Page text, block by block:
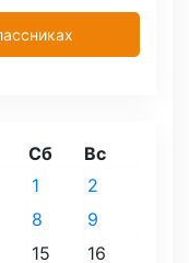
Сб Вс
1
2
8
9
15
16